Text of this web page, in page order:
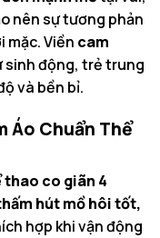
nên sự tương phản
mặc. Viền cam
sinh động, trẻ trung
và bền bỉ.
Áo Chuẩn Thể
thao co giãn 4
hút mồ hôi tốt,
hợp khi vận động